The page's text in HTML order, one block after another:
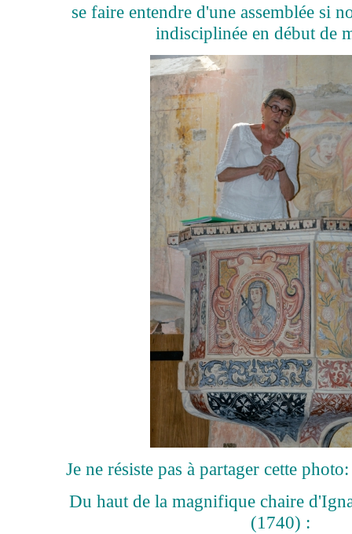
se faire entendre d'une assemblée si
indisciplinée en début de
Je ne résiste pas à partager cette
Du haut de la magnifique chaire
(1740) :